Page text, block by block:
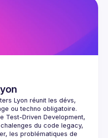
Lyon réunit les dévs,
ou techno obligatoire.
Test-Driven Development,
du code legacy,
les problématiques de